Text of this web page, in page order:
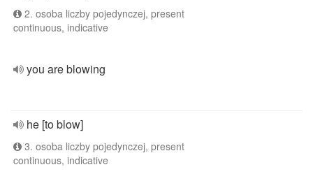
2. osoba liczby pojedynczej, present
continuous, indicative
you are blowing
he [to blow]
3. osoba liczby pojedynczej, present
continuous, indicative